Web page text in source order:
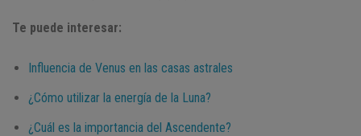
Te puede interesar:
Influencia de Venus en las casas astrales
¿Cómo utilizar la energía de la Luna?
¿Cuál es la importancia del Ascendente?